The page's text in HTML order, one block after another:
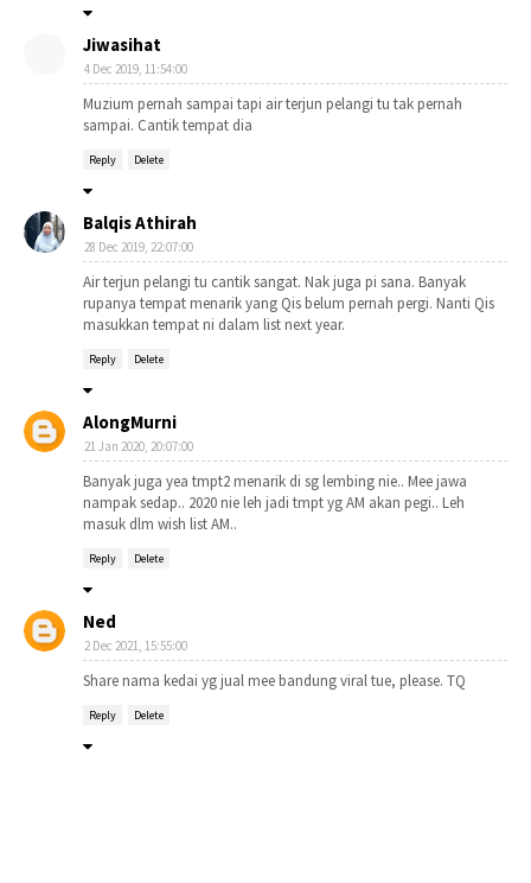
Jiwasihat
4 Dec 2019, 11:54:00
Muzium pernah sampai tapi air terjun pelangi tu tak pernah
sampai. Cantik tempat dia
Reply Delete
Balqis Athirah
28 Dec 2019, 22:07:00
Air terjun pelangi tu cantik sangat. Nak juga pi sana. Banyak
rupanya tempat menarik yang Qis belum pernah pergi. Nanti Qis
masukkan tempat ni dalam list next year.
Reply Delete
AlongMurni
21 Jan 2020, 20:07:00
Banyak juga yea tmpt2 menarik di sg lembing nie.. Mee jawa
nampak sedap.. 2020 nie leh jadi tmpt yg AM akan pegi.. Leh
masuk dlm wish list AM..
Reply Delete
Ned
2 Dec 2021, 15:55:00
Share nama kedai yg jual mee bandung viral tue, please. TQ
Reply Delete